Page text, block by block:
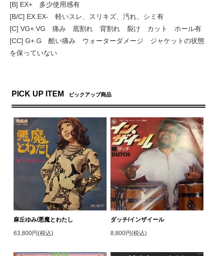
[B] EX+ 多少使用感有
[B/C] EX.EX- 軽いスレ、スリキズ、汚れ、シミ有
[C] VG+.VG 痛み 底割れ 背割れ 裂け カット ホール有
[CC] G+.G 酷い痛み ウォーターダメージ ジャケットの状態
を保っていない
PICK UP ITEM ピックアップ商品
麻丘ゆみ/悪魔とわたし
63,800円(税込)
ダッチ/インザイール
8,800円(税込)